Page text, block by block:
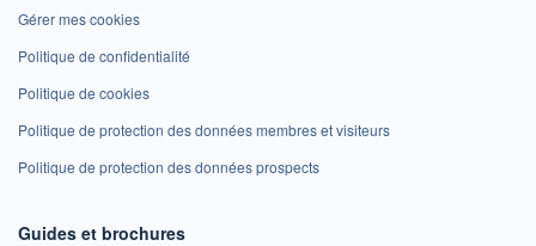
Gérer mes cookies
Politique de confidentialité
Politique de cookies
Politique de protection des données membres et visiteurs
Politique de protection des données prospects
Guides et brochures